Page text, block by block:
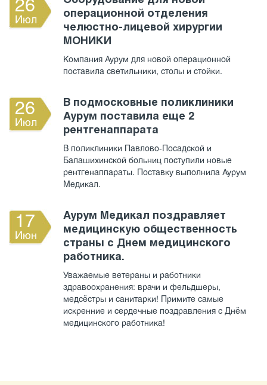
26
Июл
операционной отделения
челюстно-лицевой хирургии
МОНИКИ
Компания Аурум для новой операционной
поставила светильники, столы и стойки.
26
Июл
В подмосковные поликлиники
Аурум поставила еще 2
рентгенаппарата
В поликлиники Павлово-Посадской и
Балашихинской больниц поступили новые
рентгенаппараты. Поставку выполнила Аурум
Медикал.
17
Июн
Аурум Медикал поздравляет
медицинскую общественность
страны с Днем медицинского
работника.
Уважаемые ветераны и работники
здравоохранения: врачи и фельдшеры,
медсёстры и санитарки! Примите самые
искренние и сердечные поздравления с Днём
медицинского работника!